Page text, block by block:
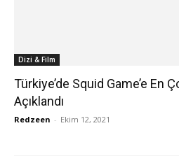
Dizi & Film
Türkiye’de Squid Game’e En
Açıklandı
Redzeen - Ekim 12, 2021